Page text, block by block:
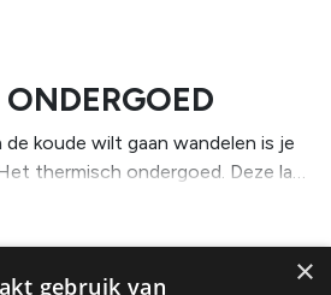
de koude wilt gaan wandelen is je
thermisch ondergoed. Deze laag
en droog blijft. Thermische
kies je uit allerlei modellen en
×
gebruik van